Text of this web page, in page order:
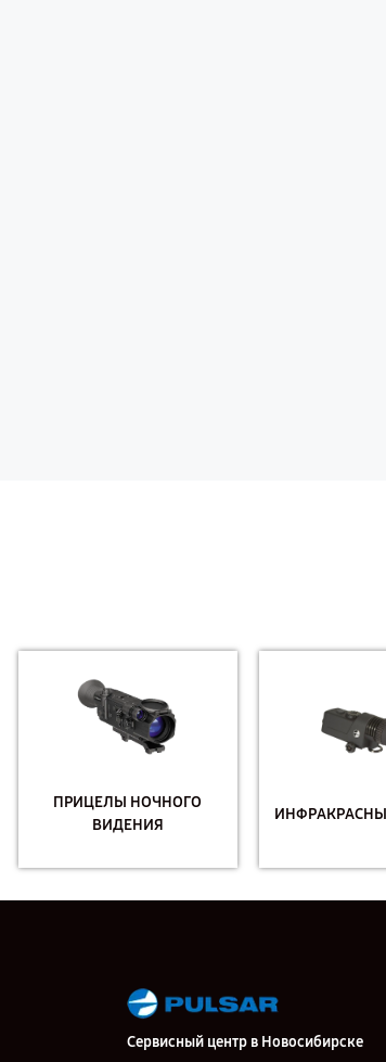
ПРИЦЕЛЫ НОЧНОГО
ВИДЕНИЯ
Сервисный центр в Новосибирске